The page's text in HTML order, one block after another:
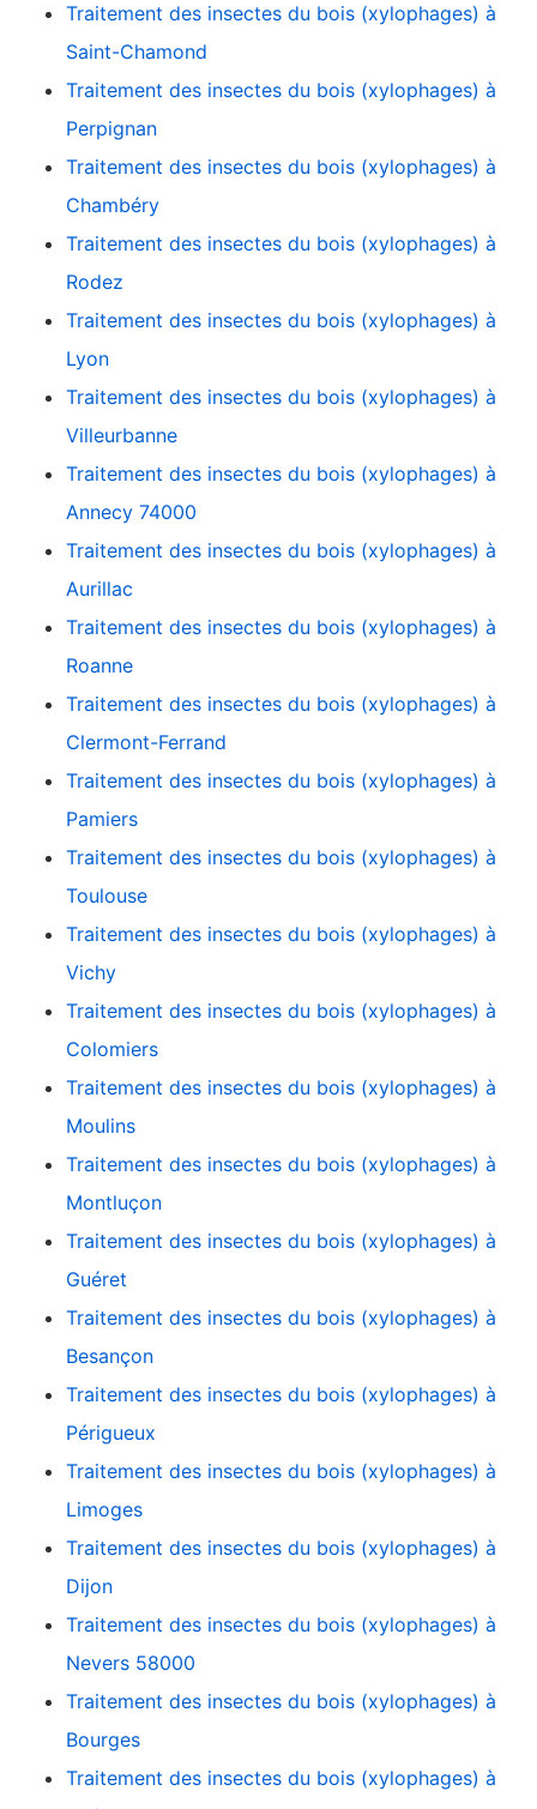
Traitement des insectes du bois (xylophages) à
Saint-Chamond
Traitement des insectes du bois (xylophages) à
Perpignan
Traitement des insectes du bois (xylophages) à
Chambéry
Traitement des insectes du bois (xylophages) à
Rodez
Traitement des insectes du bois (xylophages) à
Lyon
Traitement des insectes du bois (xylophages) à
Villeurbanne
Traitement des insectes du bois (xylophages) à
Annecy 74000
Traitement des insectes du bois (xylophages) à
Aurillac
Traitement des insectes du bois (xylophages) à
Roanne
Traitement des insectes du bois (xylophages) à
Clermont-Ferrand
Traitement des insectes du bois (xylophages) à
Pamiers
Traitement des insectes du bois (xylophages) à
Toulouse
Traitement des insectes du bois (xylophages) à
Vichy
Traitement des insectes du bois (xylophages) à
Colomiers
Traitement des insectes du bois (xylophages) à
Moulins
Traitement des insectes du bois (xylophages) à
Montluçon
Traitement des insectes du bois (xylophages) à
Guéret
Traitement des insectes du bois (xylophages) à
Besançon
Traitement des insectes du bois (xylophages) à
Périgueux
Traitement des insectes du bois (xylophages) à
Limoges
Traitement des insectes du bois (xylophages) à
Dijon
Traitement des insectes du bois (xylophages) à
Nevers 58000
Traitement des insectes du bois (xylophages) à
Bourges
Traitement des insectes du bois (xylophages) à